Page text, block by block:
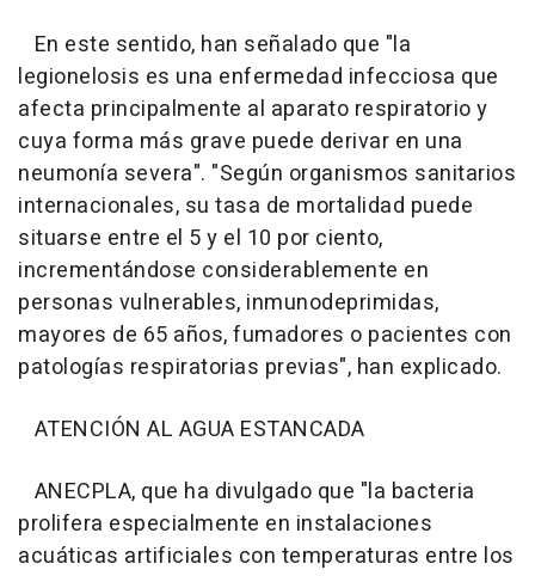
En este sentido, han señalado que "la
legionelosis es una enfermedad infecciosa que
afecta principalmente al aparato respiratorio y
cuya forma más grave puede derivar en una
neumonía severa". "Según organismos sanitarios
internacionales, su tasa de mortalidad puede
situarse entre el 5 y el 10 por ciento,
incrementándose considerablemente en
personas vulnerables, inmunodeprimidas,
mayores de 65 años, fumadores o pacientes con
patologías respiratorias previas", han explicado.
ATENCIÓN AL AGUA ESTANCADA
ANECPLA, que ha divulgado que "la bacteria
prolifera especialmente en instalaciones
acuáticas artificiales con temperaturas entre los